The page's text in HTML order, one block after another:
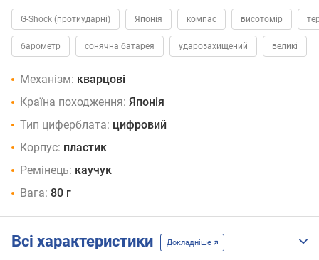
G-Shock (протиударні) Японія компас висотомір
барометр сонячна батарея ударозахищений великі
Механізм: кварцові
Країна походження: Японія
Тип циферблата: цифровий
Корпус: пластик
Ремінець: каучук
Вага: 80 г
Всі характеристики Докладніше